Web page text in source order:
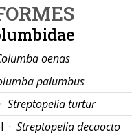
oenas
palumbus
Streptopelia turtur
· Streptopelia decaocto